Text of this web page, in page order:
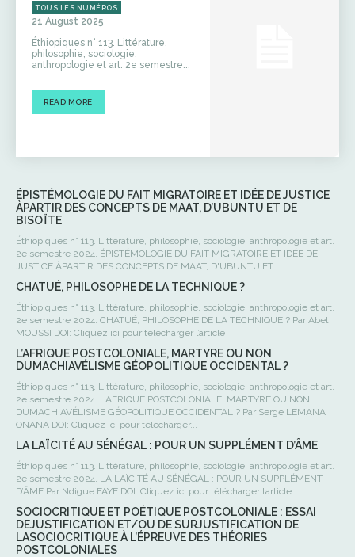
TOUS LES NUMÉROS
21 August 2025
Éthiopiques n° 113. Littérature,
philosophie, sociologie,
anthropologie et art. 2e semestre...
READ MORE
ÉPISTÉMOLOGIE DU FAIT MIGRATOIRE ET IDÉE DE JUSTICE
ÀPARTIR DES CONCEPTS DE MAAT, D’UBUNTU ET DE
BISOÏTE
Éthiopiques n° 113. Littérature, philosophie, sociologie, anthropologie et art.
2e semestre 2024. ÉPISTÉMOLOGIE DU FAIT MIGRATOIRE ET IDÉE DE
JUSTICE ÀPARTIR DES CONCEPTS DE MAAT, D'UBUNTU ET...
CHATUÉ, PHILOSOPHE DE LA TECHNIQUE ?
Éthiopiques n° 113. Littérature, philosophie, sociologie, anthropologie et art.
2e semestre 2024. CHATUÉ, PHILOSOPHE DE LA TECHNIQUE ? Par Abel
MOUSSI DOI: Cliquez ici pour télécharger l’article
L’AFRIQUE POSTCOLONIALE, MARTYRE OU NON
DUMACHIAVÉLISME GÉOPOLITIQUE OCCIDENTAL ?
Éthiopiques n° 113. Littérature, philosophie, sociologie, anthropologie et art.
2e semestre 2024. L’AFRIQUE POSTCOLONIALE, MARTYRE OU NON
DUMACHIAVÉLISME GÉOPOLITIQUE OCCIDENTAL ? Par Serge LEMANA
ONANA DOI: Cliquez ici pour télécharger...
LA LAÏCITÉ AU SÉNÉGAL : POUR UN SUPPLÉMENT D’ÂME
Éthiopiques n° 113. Littérature, philosophie, sociologie, anthropologie et art.
2e semestre 2024. LA LAÏCITÉ AU SÉNÉGAL : POUR UN SUPPLÉMENT
D’ÂME Par Ndigue FAYE DOI: Cliquez ici pour télécharger l’article
SOCIOCRITIQUE ET POÉTIQUE POSTCOLONIALE : ESSAI
DEJUSTIFICATION ET/OU DE SURJUSTIFICATION DE
LASOCIOCRITIQUE À L’ÉPREUVE DES THÉORIES
POSTCOLONIALES